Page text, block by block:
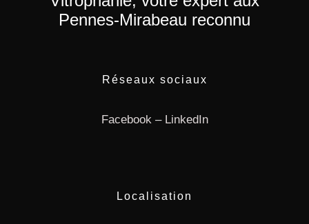
Pennes-Mirabeau reconnu
Réseaux sociaux
Facebook– LinkedIn
Localisation